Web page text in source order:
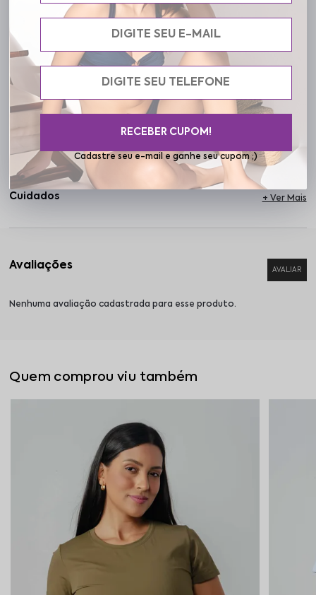
silhuetas e acompanha seus movimentos com naturalidade. Seja
facilmente com vários estilos, te acompanhando nos treinos, nas
caminhadas ou nos dias agitados da semana. Na Frelith, vestir-se
bem é sentir-se bem. A T-shirt Livia é sua nova aliada para se
mover com liberdade, leveza e autenticidade.
Cuidados
Nenhuma avaliação cadastrada para esse produto.
Quem comprou viu também
Cadastre seu e-mail e ganhe seu cupom ;)
RECEBER CUPOM!